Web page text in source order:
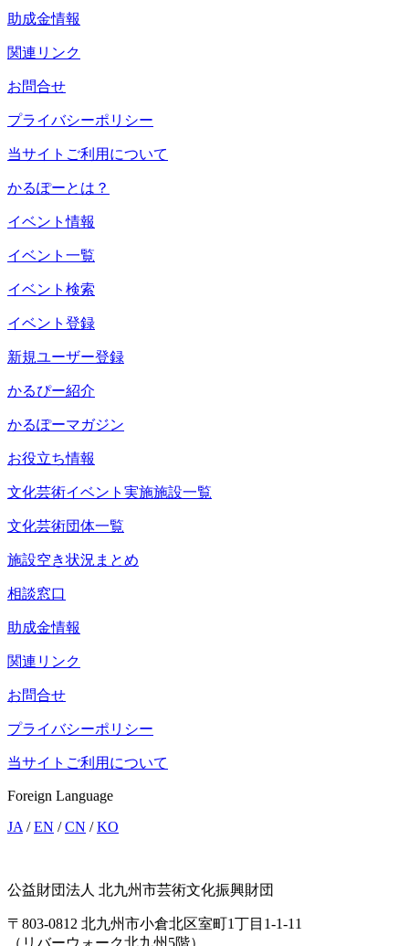
助成金情報
関連リンク
お問合せ
プライバシーポリシー
当サイトご利用について
かるぽーとは？
イベント情報
イベント一覧
イベント検索
イベント登録
新規ユーザー登録
かるぴー紹介
かるぽーマガジン
お役立ち情報
文化芸術イベント実施施設一覧
文化芸術団体一覧
施設空き状況まとめ
相談窓口
助成金情報
関連リンク
お問合せ
プライバシーポリシー
当サイトご利用について
Foreign Language
JA /EN /CN /KO
公益財団法人 北九州市芸術文化振興財団
〒803-0812 北九州市小倉北区室町1丁目1-1-11
（リバーウォーク北九州5階）